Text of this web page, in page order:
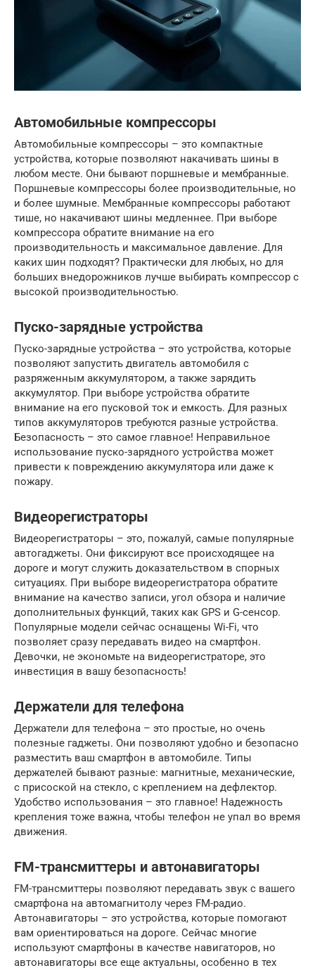
Автомобильные компрессоры
Автомобильные компрессоры – это компактные
устройства, которые позволяют накачивать шины в
любом месте. Они бывают поршневые и мембранные.
Поршневые компрессоры более производительные, но
и более шумные. Мембранные компрессоры работают
тише, но накачивают шины медленнее. При выборе
компрессора обратите внимание на его
производительность и максимальное давление. Для
каких шин подходят? Практически для любых, но для
больших внедорожников лучше выбирать компрессор с
высокой производительностью.
Пуско-зарядные устройства
Пуско-зарядные устройства – это устройства, которые
позволяют запустить двигатель автомобиля с
разряженным аккумулятором, а также зарядить
аккумулятор. При выборе устройства обратите
внимание на его пусковой ток и емкость. Для разных
типов аккумуляторов требуются разные устройства.
Безопасность – это самое главное! Неправильное
использование пуско-зарядного устройства может
привести к повреждению аккумулятора или даже к
пожару.
Видеорегистраторы
Видеорегистраторы – это, пожалуй, самые популярные
автогаджеты. Они фиксируют все происходящее на
дороге и могут служить доказательством в спорных
ситуациях. При выборе видеорегистратора обратите
внимание на качество записи, угол обзора и наличие
дополнительных функций, таких как GPS и G-сенсор.
Популярные модели сейчас оснащены Wi-Fi, что
позволяет сразу передавать видео на смартфон.
Девочки, не экономьте на видеорегистраторе, это
инвестиция в вашу безопасность!
Держатели для телефона
Держатели для телефона – это простые, но очень
полезные гаджеты. Они позволяют удобно и безопасно
разместить ваш смартфон в автомобиле. Типы
держателей бывают разные: магнитные, механические,
с присоской на стекло, с креплением на дефлектор.
Удобство использования – это главное! Надежность
крепления тоже важна, чтобы телефон не упал во время
движения.
FM-трансмиттеры и автонавигаторы
FM-трансмиттеры позволяют передавать звук с вашего
смартфона на автомагнитолу через FM-радио.
Автонавигаторы – это устройства, которые помогают
вам ориентироваться на дороге. Сейчас многие
используют смартфоны в качестве навигаторов, но
автонавигаторы все еще актуальны, особенно в тех